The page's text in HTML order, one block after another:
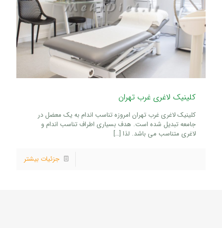
کلینیک لاغری غرب تهران
کلینیک لاغری غرب تهران امروزه تناسب اندام به یک معضل در
جامعه تبدیل شده است. هدف بسیاری اطراف تناسب اندام و
لاغری متناسب می باشد. لذا […]
جزئیات بیشتر